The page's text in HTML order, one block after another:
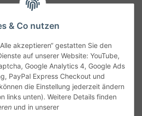
& Co nutzen
akzeptieren“ gestatten Sie den
auf unserer Website: YouTube,
Google Analytics 4, Google Ads
PayPal Express Checkout und
die Einstellung jederzeit ändern
links unten). Weitere Details finden
und in unserer
ohne Gewähr. Irrtümer und fehlerhafte